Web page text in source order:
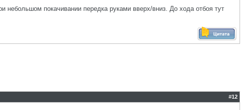
покачивании передка руками вверх/вниз. До хода отбоя тут
#12